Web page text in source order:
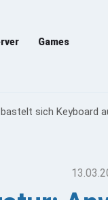
Games
sich Keyboard